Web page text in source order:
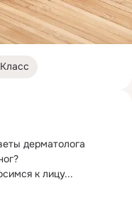
Класс
дерматолога
к лицу...